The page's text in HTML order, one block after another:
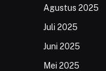
Agustus 2025
Juli 2025
Juni 2025
Mei 2025